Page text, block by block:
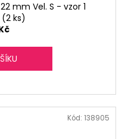
mm Vel. S - vzor 1
(2 ks)
Kód: 138905